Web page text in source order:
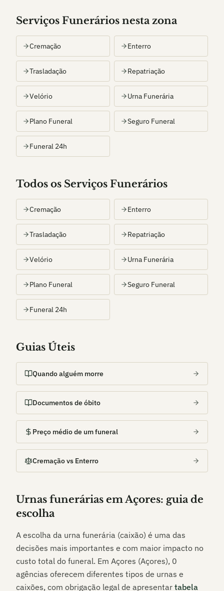
Serviços Funerários nesta zona
Cremação Enterro
Trasladação Repatriação
Velório Urna Funerária
Plano Funeral Seguro Funeral
Funeral 24h
Todos os Serviços Funerários
Cremação Enterro
Trasladação Repatriação
Velório Urna Funerária
Plano Funeral Seguro Funeral
Funeral 24h
Guias Úteis
Quando alguém morre
Documentos de óbito
Preço médio de um funeral
Cremação vs Enterro
Urnas funerárias emAçores: guia de
escolha
A escolha da urna funerária (caixão) é uma das
decisões mais importantes e com maior impacto no
custo total do funeral. Em Açores (Açores), 0
agências oferecem diferentes tipos de urnas e
caixões, com obrigação legal de apresentar tabela